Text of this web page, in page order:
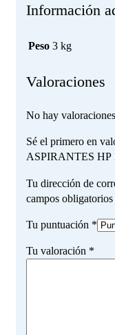
Información
Peso 3 kg
Valoraciones
No hay
Sé el primero en
ASPIRANTES HP
Tu dirección de
campos obligatorios
Tu puntuación *
Tu valoración *